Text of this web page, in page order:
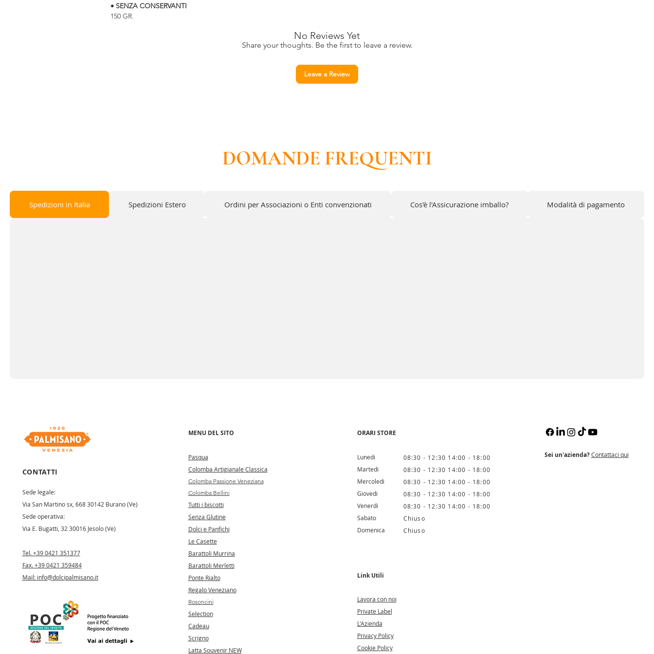
• SENZA CONSERVANTI
150 GR.
No Reviews Yet
Share your thoughts. Be the first to leave a review.
Leave a Review
DOMANDE FREQUENTI
Spedizioni in Italia Spedizioni Estero Ordini per Associazioni o Enti convenzionati Cos'è l'Assicurazione imballo? Modalità di pagamento
CONTATTI
Sede legale:
Via San Martino sx, 668 30142 Burano (Ve)
Sede operativa:
Via E. Bugatti, 32 30016 Jesolo (Ve)
Tel. +39 0421 351377
Fax. +39 0421 359484
Mail: info@dolcipalmisano.it
MENU DEL SITO
Pasqua
Colomba Artigianale Classica
Colomba Passione Veneziana
Colomba Bellini
Tutti i biscotti
Senza Glutine
Dolci e Panfichi
Le Casette
Barattoli Murrina
Barattoli Merletti
Ponte Rialto
Regalo Veneziano
Rosoncini
Selection
Cadeau
Scrigno
Latta Souvenir NEW
ORARI STORE
Lunedi
Martedi
Mercoledi
Giovedi
Venerdi
Sabato
Domenica
08:30 - 12:30 14:00 - 18:00
08:30 - 12:30 14:00 - 18:00
08:30 - 12:30 14:00 - 18:00
08:30 - 12:30 14:00 - 18:00
08:30 - 12:30 14:00 - 18:00
Chiuso
Chiuso
Link Utili
Lavora con noi
Private Label
L'Azienda
Privacy Policy
Cookie Policy
Sei un'azienda? Contattaci qui